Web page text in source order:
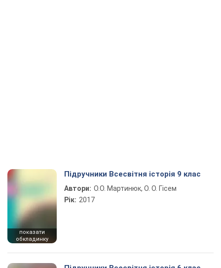
показати
обкладинку
Підручники Всесвітня історія 9 клас
Автори: О.О. Мартинюк, О. О. Гісем
Рік: 2017